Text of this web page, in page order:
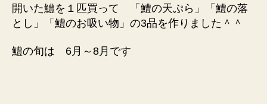
開いた鱧を１匹買って 「鱧の天ぷら」「鱧の落
とし」「鱧のお吸い物」の3品を作りました＾＾
鱧の旬は 6月～8月です